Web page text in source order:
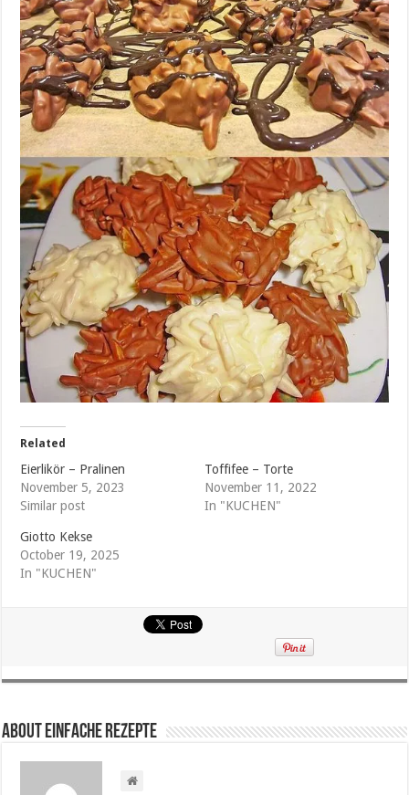
Related
Eierlikör – Pralinen
November 5, 2023
Similar post
Toffifee – Torte
November 11, 2022
In "KUCHEN"
Giotto Kekse
October 19, 2025
In "KUCHEN"
About Einfache Rezepte